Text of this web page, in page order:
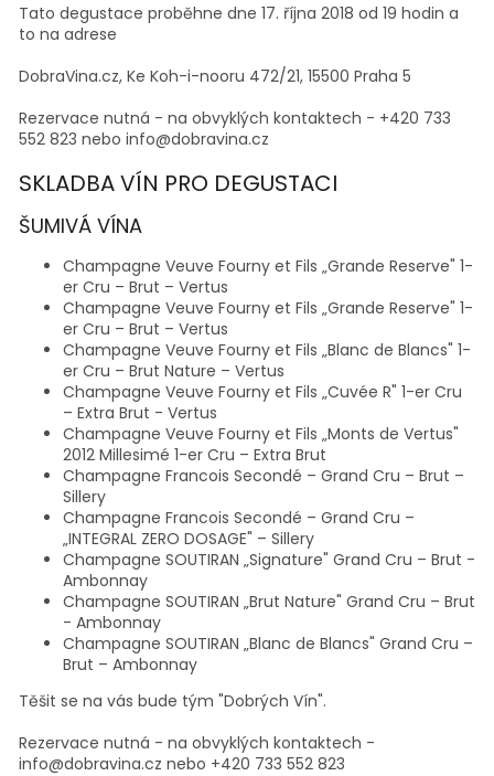
Tato degustace proběhne dne 17. října 2018 od 19 hodin a
to na adrese
DobraVina.cz, Ke Koh-i-nooru 472/21, 15500 Praha 5
Rezervace nutná - na obvyklých kontaktech - +420 733
552 823 nebo info@dobravina.cz
SKLADBA VÍN PRO DEGUSTACI
ŠUMIVÁ VÍNA
Champagne Veuve Fourny et Fils „Grande Reserve" 1-
er Cru – Brut – Vertus
Champagne Veuve Fourny et Fils „Grande Reserve" 1-
er Cru – Brut – Vertus
Champagne Veuve Fourny et Fils „Blanc de Blancs" 1-
er Cru – Brut Nature – Vertus
Champagne Veuve Fourny et Fils „Cuvée R" 1-er Cru
– Extra Brut - Vertus
Champagne Veuve Fourny et Fils „Monts de Vertus"
2012 Millesimé 1-er Cru – Extra Brut
Champagne Francois Secondé – Grand Cru – Brut –
Sillery
Champagne Francois Secondé – Grand Cru –
„INTEGRAL ZERO DOSAGE" – Sillery
Champagne SOUTIRAN „Signature" Grand Cru – Brut -
Ambonnay
Champagne SOUTIRAN „Brut Nature" Grand Cru – Brut
- Ambonnay
Champagne SOUTIRAN „Blanc de Blancs" Grand Cru –
Brut – Ambonnay
Těšit se na vás bude tým "Dobrých Vín".
Rezervace nutná - na obvyklých kontaktech -
info@dobravina.cz nebo +420 733 552 823